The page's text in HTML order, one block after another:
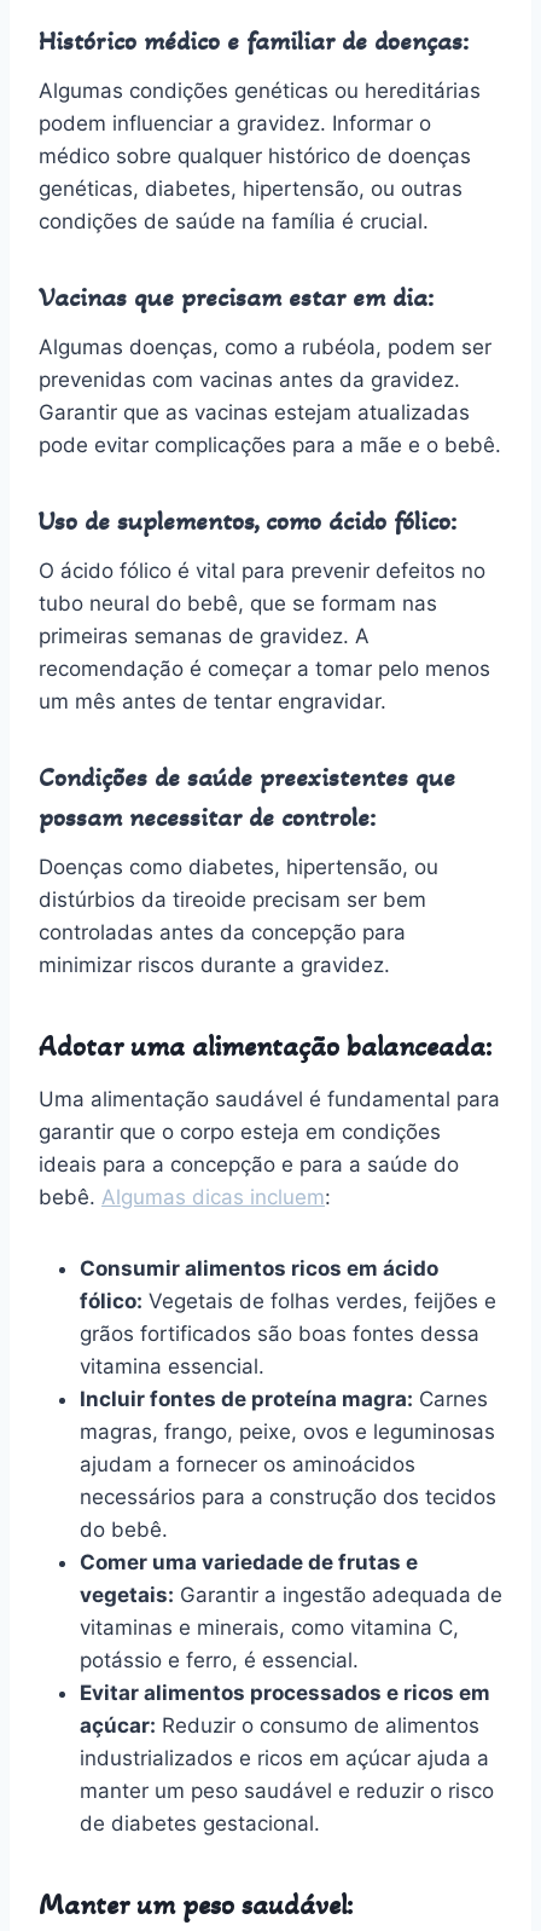
Histórico médico e familiar de doenças:
Algumas condições genéticas ou hereditárias
podem influenciar a gravidez. Informar o
médico sobre qualquer histórico de doenças
genéticas, diabetes, hipertensão, ou outras
condições de saúde na família é crucial.
Vacinas que precisam estar em dia:
Algumas doenças, como a rubéola, podem ser
prevenidas com vacinas antes da gravidez.
Garantir que as vacinas estejam atualizadas
pode evitar complicações para a mãe e o bebê.
Uso de suplementos, como ácido fólico:
O ácido fólico é vital para prevenir defeitos no
tubo neural do bebê, que se formam nas
primeiras semanas de gravidez. A
recomendação é começar a tomar pelo menos
um mês antes de tentar engravidar.
Condições de saúde preexistentes que
possam necessitar de controle:
Doenças como diabetes, hipertensão, ou
distúrbios da tireoide precisam ser bem
controladas antes da concepção para
minimizar riscos durante a gravidez.
Adotar uma alimentação balanceada:
Uma alimentação saudável é fundamental para
garantir que o corpo esteja em condições
ideais para a concepção e para a saúde do
bebê. Algumas dicas incluem:
Consumir alimentos ricos em ácido
fólico: Vegetais de folhas verdes, feijões e
grãos fortificados são boas fontes dessa
vitamina essencial.
Incluir fontes de proteína magra: Carnes
magras, frango, peixe, ovos e leguminosas
ajudam a fornecer os aminoácidos
necessários para a construção dos tecidos
do bebê.
Comer uma variedade de frutas e
vegetais: Garantir a ingestão adequada de
vitaminas e minerais, como vitamina C,
potássio e ferro, é essencial.
Evitar alimentos processados e ricos em
açúcar: Reduzir o consumo de alimentos
industrializados e ricos em açúcar ajuda a
manter um peso saudável e reduzir o risco
de diabetes gestacional.
Manter um peso saudável: